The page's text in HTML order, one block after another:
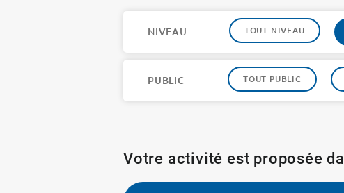
NIVEAU TOUT NIVEAU
PUBLIC TOUT PUBLIC
Votre activité est proposée